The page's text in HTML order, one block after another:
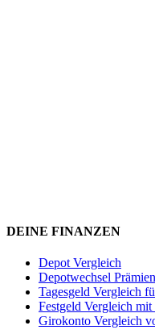
DEINE FINANZEN
Depot Vergleich
Depotwechsel
Tagesgeld Vergleich
Festgeld Vergleich
Girokonto Vergleich